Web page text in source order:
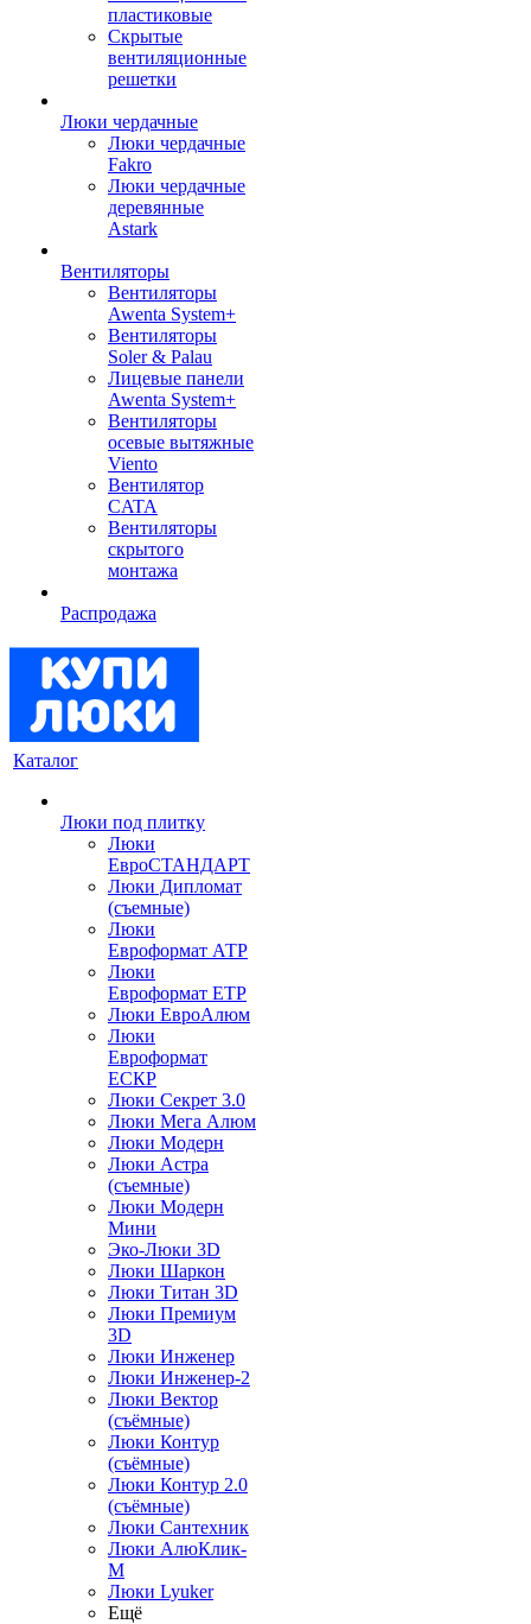
пластиковые
Скрытые
вентиляционные
решетки
Люки чердачные
Люки чердачные
Fakro
Люки чердачные
деревянные
Astark
Вентиляторы
Вентиляторы
Awenta System+
Вентиляторы
Soler & Palau
Лицевые панели
Awenta System+
Вентиляторы
осевые вытяжные
Viento
Вентилятор
CATA
Вентиляторы
скрытого
монтажа
Распродажа
Каталог
Люки под плитку
Люки
ЕвроСТАНДАРТ
Люки Дипломат
(съемные)
Люки
Евроформат АТР
Люки
Евроформат ЕТР
Люки ЕвроАлюм
Люки
Евроформат
ЕСКР
Люки Секрет 3.0
Люки Мега Алюм
Люки Модерн
Люки Астра
(съемные)
Люки Модерн
Мини
Эко-Люки 3D
Люки Шаркон
Люки Титан 3D
Люки Премиум
3D
Люки Инженер
Люки Инженер-2
Люки Вектор
(съёмные)
Люки Контур
(съёмные)
Люки Контур 2.0
(съёмные)
Люки Сантехник
Люки АлюКлик-
М
Люки Lyuker
Ещё